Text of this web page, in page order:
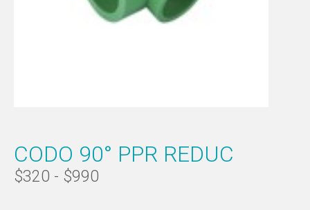
CODO 90° PPR REDUC
$320 - $990